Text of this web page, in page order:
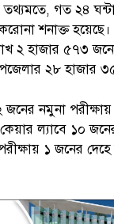
গত ২৪
শনাক্ত
২ হাজার ৫৭৩
২৮ হাজার
নমুনা
ল্যাবে ১০
১ জনের